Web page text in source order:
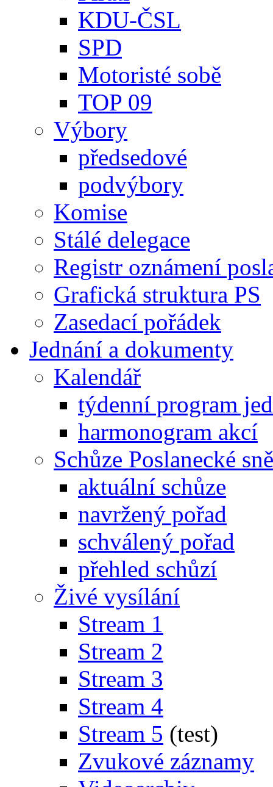
KDU-ČSL
SPD
Motoristé sobě
TOP 09
Výbory
předsedové
podvýbory
Komise
Stálé delegace
Registr oznámení
Grafická struktura PS
Zasedací pořádek
Jednání a dokumenty
Kalendář
týdenní program
harmonogram akcí
Schůze Poslanecké
aktuální schůze
navržený pořad
schválený pořad
přehled schůzí
Živé vysílání
Stream 1
Stream 2
Stream 3
Stream 4
Stream 5 (test)
Zvukové záznamy